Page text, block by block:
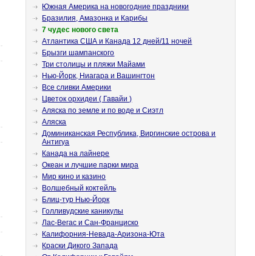
Южная Америка на новогодние праздники
Бразилия, Амазонка и Карибы
7 чудес нового света
Атлантика США и Канада 12 дней/11 ночей
Брызги шампанского
Три столицы и пляжи Майами
Нью-Йорк, Ниагара и Вашингтон
Все сливки Америки
Цветок орхидеи ( Гавайи )
Аляска по земле и по воде и Сиэтл
Аляска
Доминиканская Республика, Виргинские острова и
Антигуа
Канада на лайнере
Океан и лучшие парки мира
Мир кино и казино
Волшебный коктейль
Блиц-тур Нью-Йорк
Голливудские каникулы
Лас-Вегас и Сан-Франциско
Калифорния-Невада-Аризона-Юта
Краски Дикого Запада